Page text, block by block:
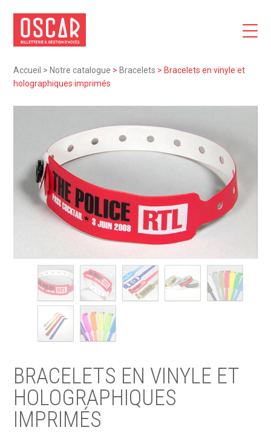
Accueil > Notre catalogue > Bracelets > Bracelets en vinyle et
holographiques imprimés
BRACELETS EN VINYLE ET
HOLOGRAPHIQUES
IMPRIMÉS